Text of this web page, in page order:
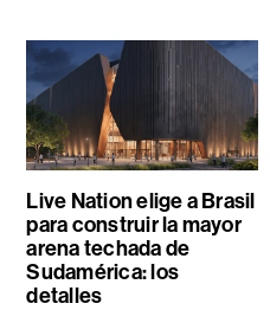
Live Nation elige a Brasil
para construir la mayor
arena techada de
Sudamérica: los
detalles